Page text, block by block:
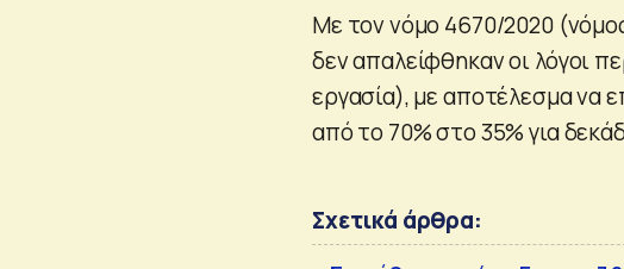
Με τον νόμο 4670/2020
δεν απαλείφθηκαν οι λόγοι
εργασία), με αποτέλεσμα να
από το 70% στο 35% για
Σχετικά άρθρα: